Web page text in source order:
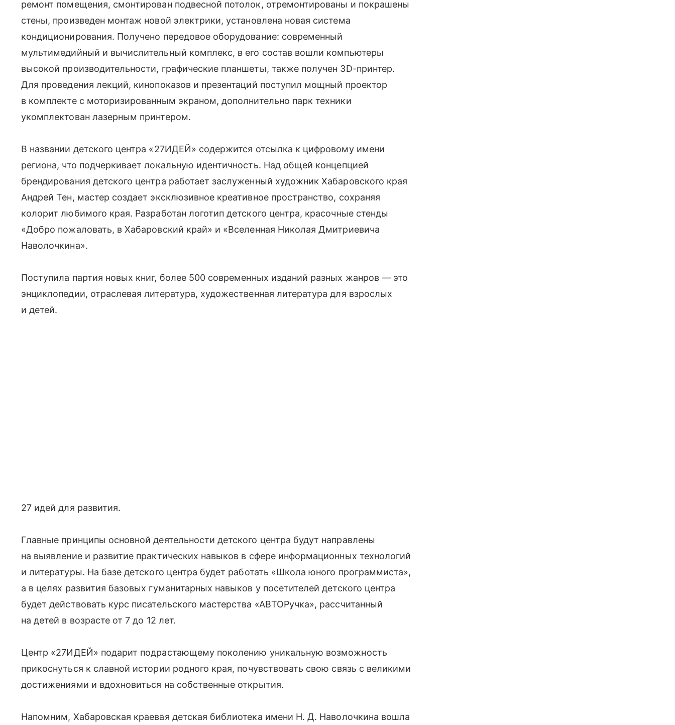
ремонт помещения, смонтирован подвесной потолок, отремонтированы и покрашены
стены, произведен монтаж новой электрики, установлена новая система
кондиционирования. Получено передовое оборудование: современный
мультимедийный и вычислительный комплекс, в его состав вошли компьютеры
высокой производительности, графические планшеты, также получен 3D-принтер.
Для проведения лекций, кинопоказов и презентаций поступил мощный проектор
в комплекте с моторизированным экраном, дополнительно парк техники
укомплектован лазерным принтером.
В названии детского центра «27ИДЕЙ» содержится отсылка к цифровому имени
региона, что подчеркивает локальную идентичность. Над общей концепцией
брендирования детского центра работает заслуженный художник Хабаровского края
Андрей Тен, мастер создает эксклюзивное креативное пространство, сохраняя
колорит любимого края. Разработан логотип детского центра, красочные стенды
«Добро пожаловать, в Хабаровский край» и «Вселенная Николая Дмитриевича
Наволочкина».
Поступила партия новых книг, более 500 современных изданий разных жанров — это
энциклопедии, отраслевая литература, художественная литература для взрослых
и детей.
27 идей для развития.
Главные принципы основной деятельности детского центра будут направлены
на выявление и развитие практических навыков в сфере информационных технологий
и литературы. На базе детского центра будет работать «Школа юного программиста»,
а в целях развития базовых гуманитарных навыков у посетителей детского центра
будет действовать курс писательского мастерства «АВТОРучка», рассчитанный
на детей в возрасте от 7 до 12 лет.
Центр «27ИДЕЙ» подарит подрастающему поколению уникальную возможность
прикоснуться к славной истории родного края, почувствовать свою связь с великими
достижениями и вдохновиться на собственные открытия.
Напомним, Хабаровская краевая детская библиотека имени Н. Д. Наволочкина вошла